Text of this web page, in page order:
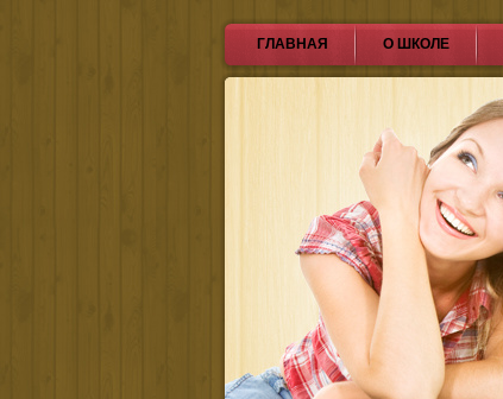
ГЛАВНАЯ О ШКОЛЕ